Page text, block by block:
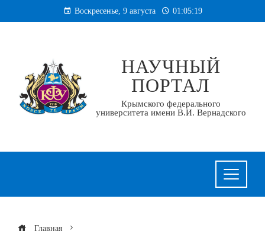
к
Воскресенье, 9 августа 01:05:19
НАУЧНЫЙ
ПОРТАЛ
Крымского федерального
университета имени В.И. Вернадского
Главная